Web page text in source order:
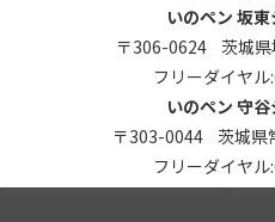
いのペン 坂
〒306-0624 茨城県
フリーダイヤル:
いのペン 守
〒303-0044 茨城県
フリーダイヤル: